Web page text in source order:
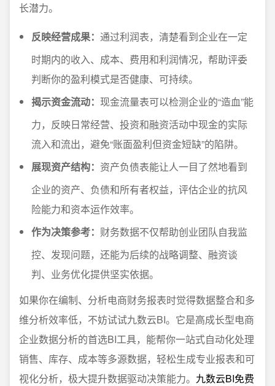
长潜力。
反映经营成果： 通过利润表，清楚看到企业在一定
时期内的收入、成本、费用和利润情况，帮助评委
判断你的盈利模式是否健康、可持续。
揭示资金流动： 现金流量表可以检测企业的“造血”能
力，反映日常经营、投资和融资活动中现金的实际
流入和流出，避免“账面盈利但资金短缺”的陷阱。
展现资产结构： 资产负债表能让人一目了然地看到
企业的资产、负债和所有者权益，评估企业的抗风
险能力和资本运作效率。
作为决策参考： 财务数据不仅帮助创业团队自我监
控、发现问题，还能为后续的战略调整、融资谈
判、业务优化提供坚实依据。
如果你在编制、分析电商财务报表时觉得数据整合和多
维分析效率低，不妨试试九数云BI。它是高成长型电商
企业数据分析的首选BI工具，能帮你一站式自动化处理
销售、库存、成本等多源数据，轻松生成专业报表和可
视化分析，极大提升数据驱动决策能力。 九数云BI免费